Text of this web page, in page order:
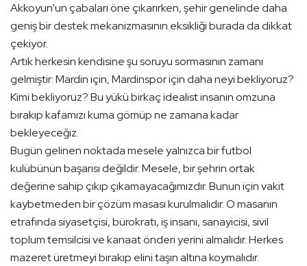
Akkoyun’un çabaları öne çıkarırken, şehir genelinde daha
geniş bir destek mekanizmasının eksikliği burada da dikkat
çekiyor.
Artık herkesin kendisine şu soruyu sormasının zamanı
gelmiştir: Mardin için, Mardinspor için daha neyi bekliyoruz?
Kimi bekliyoruz? Bu yükü birkaç idealist insanın omzuna
bırakıp kafamızı kuma gömüp ne zamana kadar
bekleyeceğiz.
Bugün gelinen noktada mesele yalnızca bir futbol
kulübünün başarısı değildir. Mesele, bir şehrin ortak
değerine sahip çıkıp çıkamayacağımızdır. Bunun için vakit
kaybetmeden bir çözüm masası kurulmalıdır. O masanın
etrafında siyasetçisi, bürokratı, iş insanı, sanayicisi, sivil
toplum temsilcisi ve kanaat önderi yerini almalıdır. Herkes
mazeret üretmeyi bırakıp elini taşın altına koymalıdır.